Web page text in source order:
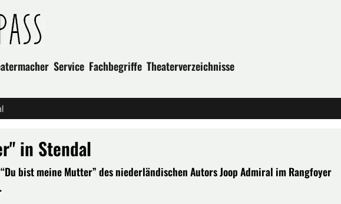
Service Fachbegriffe Theaterverzeichnisse
in Stendal
bist meine Mutter” des niederländischen Autors Joop Admiral im Rangfoyer